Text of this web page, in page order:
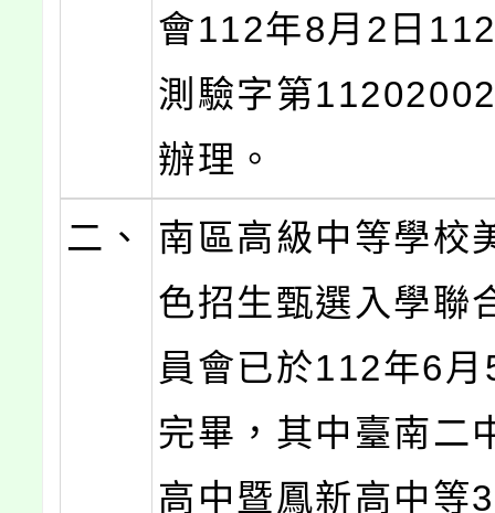
會112年8月2日
測驗字第
辦理。
二、
南區高級中等學校
色招生甄選入學聯
員會已於112年6
完畢，其中臺南二
高中暨鳳新高中等